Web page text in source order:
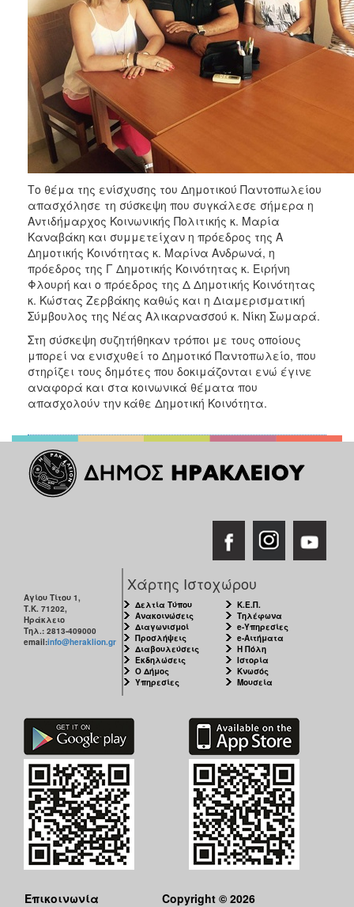
ΔΗΜΟΤΗΣ
ΕΠΙΣΚΕΠΤΗΣ
ΗΡΑΚΛΕΙΟ
Το θέμα της ενίσχυσης του Δημοτικού Παντοπωλείου
απασχόλησε τη σύσκεψη που συγκάλεσε σήμερα η
Αντιδήμαρχος Κοινωνικής Πολιτικής κ. Μαρία
Καναβάκη και συμμετείχαν η πρόεδρος της Α
Δημοτικής Κοινότητας κ. Μαρίνα Ανδρωνά, η
πρόεδρος της Γ Δημοτικής Κοινότητας κ. Ειρήνη
Φλουρή και ο πρόεδρος της Δ Δημοτικής Κοινότητας
κ. Κώστας Ζερβάκης καθώς και η Διαμερισματική
Σύμβουλος της Νέας Αλικαρνασσού κ. Νίκη Σωμαρά.
Στη σύσκεψη συζητήθηκαν τρόποι με τους οποίους
μπορεί να ενισχυθεί το Δημοτικό Παντοπωλείο, που
στηρίζει τους δημότες που δοκιμάζονται ενώ έγινε
αναφορά και στα κοινωνικά θέματα που
απασχολούν την κάθε Δημοτική Κοινότητα.
Αγίου Τίτου 1,
Τ.Κ. 71202,
Ηράκλειο
Τηλ.: 2813-409000
email:info@heraklion.gr
Χάρτης Ιστοχώρου
Δελτία Τύπου
Ανακοινώσεις
Διαγωνισμοί
Προσλήψεις
Διαβουλεύσεις
Εκδηλώσεις
Ο Δήμος
Υπηρεσίες
Κ.Ε.Π.
Τηλέφωνα
e-Υπηρεσίες
e-Αιτήματα
Η Πόλη
Ιστορία
Κνωσός
Μουσεία
Επικοινωνία
Copyright © 2026